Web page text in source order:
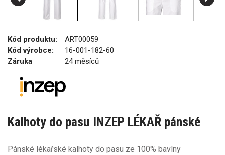
Kód produktu:
ART00059
Kód výrobce:
16-001-182-60
Záruka
24 měsíců
Kalhoty do pasu INZEP LÉKAŘ pánské
Pánské lékařské kalhoty do pasu ze 100% bavlny